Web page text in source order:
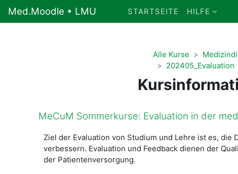
Med.Moodle • LMU STARTSEITE HILFE
Alle Kurse
202405_Evaluation
MeCuM Sommerkurse: Evaluation in der
Ziel der Evaluation von Studium und Lehre ist es,
verbessern. Evaluation und Feedback dienen der
der Patientenversorgung.